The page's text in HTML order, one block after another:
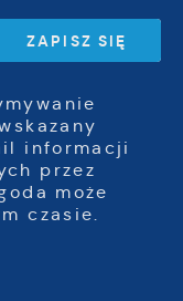
informacji
przez
może
czasie.